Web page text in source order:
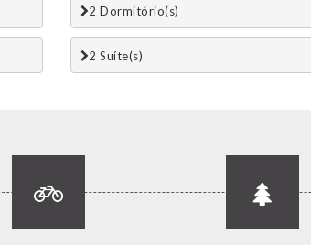
2 Dormitório(s)
2 Suí­te(s)